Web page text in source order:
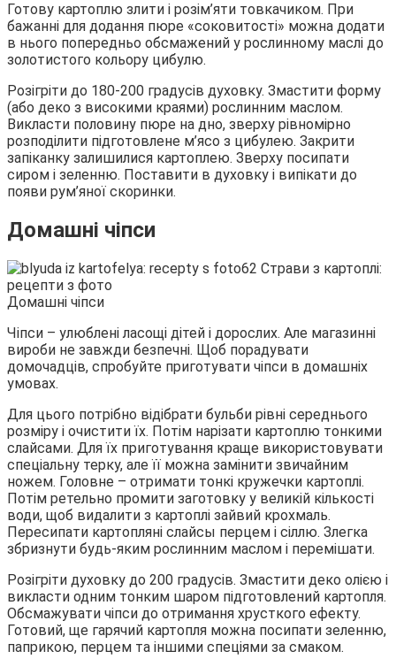
Готову картоплю злити і розім’яти товкачиком. При
бажанні для додання пюре «соковитості» можна додати
в нього попередньо обсмажений у рослинному маслі до
золотистого кольору цибулю.
Розігріти до 180-200 градусів духовку. Змастити форму
(або деко з високими краями) рослинним маслом.
Викласти половину пюре на дно, зверху рівномірно
розподілити підготовлене м’ясо з цибулею. Закрити
запіканку залишилися картоплею. Зверху посипати
сиром і зеленню. Поставити в духовку і випікати до
появи рум’яної скоринки.
Домашні чіпси
Домашні чіпси
Чіпси – улюблені ласощі дітей і дорослих. Але магазинні
вироби не завжди безпечні. Щоб порадувати
домочадців, спробуйте приготувати чіпси в домашніх
умовах.
Для цього потрібно відібрати бульби рівні середнього
розміру і очистити їх. Потім нарізати картоплю тонкими
слайсами. Для їх приготування краще використовувати
спеціальну терку, але її можна замінити звичайним
ножем. Головне – отримати тонкі кружечки картоплі.
Потім ретельно промити заготовку у великій кількості
води, щоб видалити з картоплі зайвий крохмаль.
Пересипати картопляні слайсы перцем і сіллю. Злегка
збризнути будь-яким рослинним маслом і перемішати.
Розігріти духовку до 200 градусів. Змастити деко олією і
викласти одним тонким шаром підготовлений картопля.
Обсмажувати чіпси до отримання хрусткого ефекту.
Готовий, ще гарячий картопля можна посипати зеленню,
паприкою, перцем та іншими спеціями за смаком.